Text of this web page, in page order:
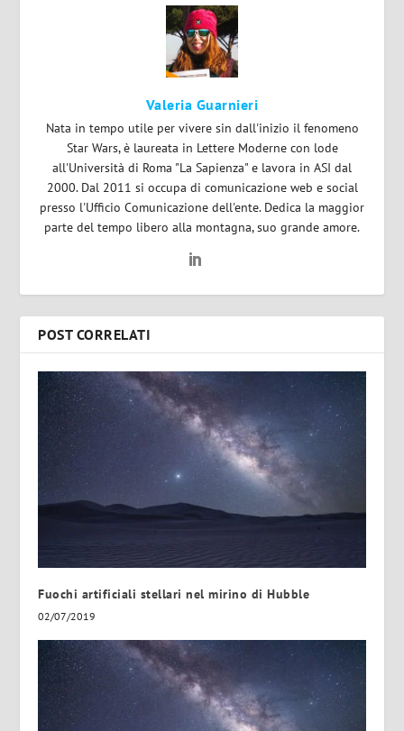
Valeria Guarnieri
Nata in tempo utile per vivere sin dall'inizio il fenomeno
Star Wars, è laureata in Lettere Moderne con lode
all'Università di Roma "La Sapienza" e lavora in ASI dal
2000. Dal 2011 si occupa di comunicazione web e social
presso l'Ufficio Comunicazione dell'ente. Dedica la maggior
parte del tempo libero alla montagna, suo grande amore.
POST CORRELATI
Fuochi artificiali stellari nel mirino di Hubble
02/07/2019